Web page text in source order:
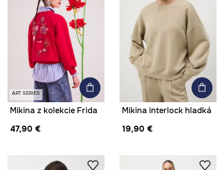
ART SERIES
Mikina z kolekcie Frida
47,90 €
Mikina interlock hladká
19,90 €